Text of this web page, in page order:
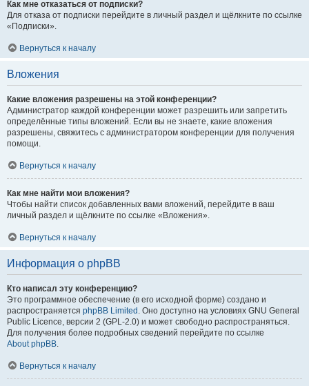
Как мне отказаться от подписки?
Для отказа от подписки перейдите в личный раздел и щёлкните по ссылке
«Подписки».
Вернуться к началу
Вложения
Какие вложения разрешены на этой конференции?
Администратор каждой конференции может разрешить или запретить
определённые типы вложений. Если вы не знаете, какие вложения
разрешены, свяжитесь с администратором конференции для получения
помощи.
Вернуться к началу
Как мне найти мои вложения?
Чтобы найти список добавленных вами вложений, перейдите в ваш
личный раздел и щёлкните по ссылке «Вложения».
Вернуться к началу
Информация о phpBB
Кто написал эту конференцию?
Это программное обеспечение (в его исходной форме) создано и
распространяется phpBB Limited . Оно доступно на условиях GNU General
Public Licence, версии 2 (GPL-2.0) и может свободно распространяться.
Для получения более подробных сведений перейдите по ссылке
About phpBB.
Вернуться к началу